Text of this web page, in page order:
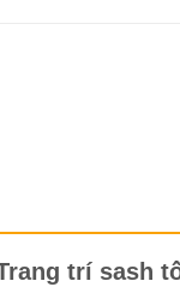
trí sash